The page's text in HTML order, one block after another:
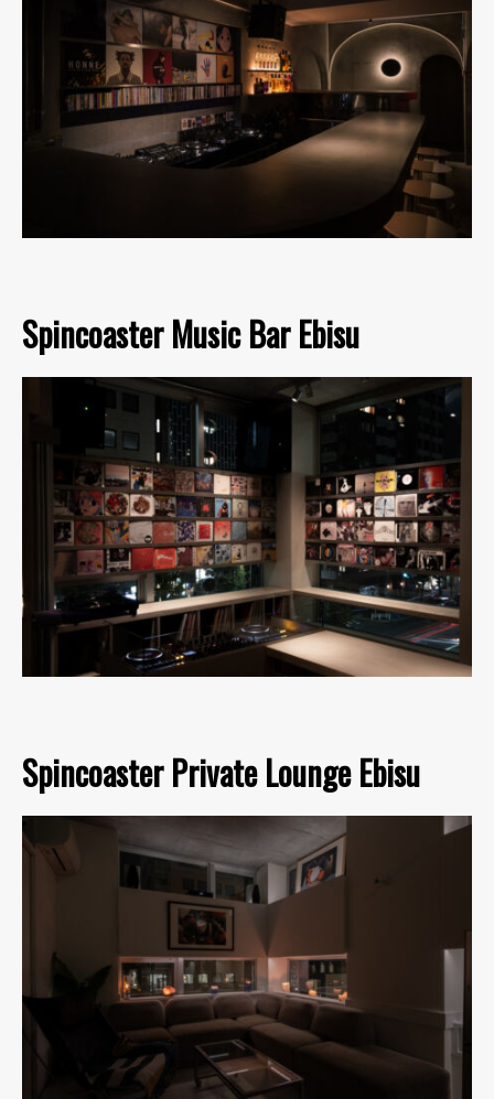
Spincoaster Music Bar Ebisu
Spincoaster Private Lounge Ebisu